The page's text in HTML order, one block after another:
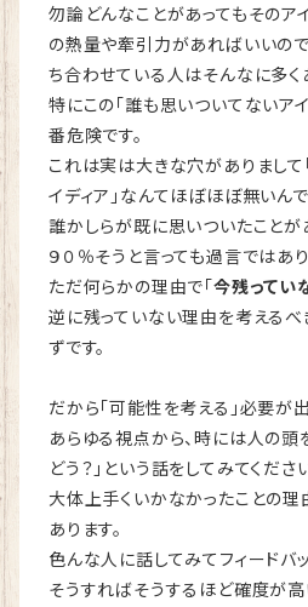
勿論どんなことがあってもそのア
の熱量や牽引力があればいいの
ち合わせている人はそんなに多くあ
特にこの「誰も思いついてないア
番危険です。
これは実は大きな穴がありまして
イディア」なんてほぼほぼ無いんで
誰かしらが既に思いついたことが
９０％そうと言っても過言ではあり
ただ何らかの理由で「今残ってい
逆に残っていない理由を考える
ずです。
だから「可能性を考える」必要が出
あらゆる視点から、時には人の頭
どう？」という話をしてみてくださ
大体上手くいかなかったことの理
あります。
色んな人に話してみてフィードバ
そうすればそうするほど確度が高